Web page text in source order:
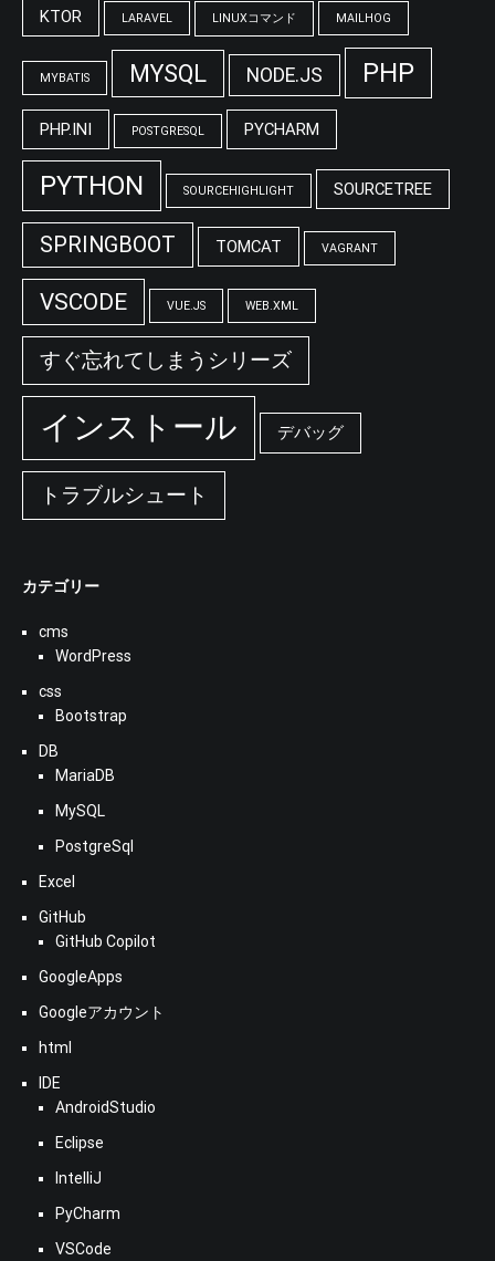
KTOR LARAVEL LINUXコマンド MAILHOG
MYBATIS MYSQL NODE.JS PHP
PHP.INI POSTGRESQL PYCHARM
PYTHON SOURCEHIGHLIGHT SOURCETREE
SPRINGBOOT TOMCAT VAGRANT
VSCODE VUE.JS WEB.XML
すぐ忘れてしまうシリーズ
インストール デバッグ
トラブルシュート
カテゴリー
cms
WordPress
css
Bootstrap
DB
MariaDB
MySQL
PostgreSql
Excel
GitHub
GitHub Copilot
GoogleApps
Googleアカウント
html
IDE
AndroidStudio
Eclipse
IntelliJ
PyCharm
VSCode